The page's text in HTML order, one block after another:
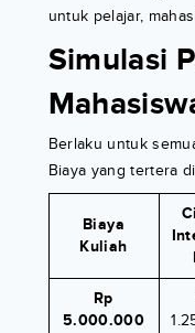
untuk pelajar,
Simulasi
Berlaku untuk
Biaya yang tertera
Biaya
Kuliah
Rp
5.000.000